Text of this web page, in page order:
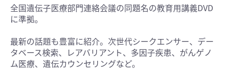
全国遺伝子医療部門連絡会議の同題名の教育用講義DVD
に準拠。
最新の話題も豊富に紹介。次世代シークエンサー、デー
タベース検索、レアバリアント、多因子疾患、がんゲノ
ム医療、遺伝カウンセリングなど。